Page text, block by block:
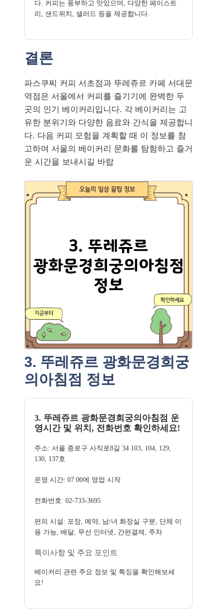
다. 커피는 풍부하고 맛있으며, 다양한 페이스트
리, 샌드위치, 샐러드 등을 제공합니다.
결론
파스쿠찌 커피 서초점과 뚜레쥬르 카페 서대문
역점은 서울에서 커피를 즐기기에 완벽한 두
곳의 인기 베이커리입니다. 각 베이커리는 고
유한 분위기와 다양한 음료와 간식을 제공합니
다. 다음 커피 모험을 계획할 때 이 정보를 참
고하여 서울의 베이커리 문화를 탐험하고 즐거
운 시간을 보내시길 바랍
3. 뚜레쥬르 광화문경희궁
의아침점 정보
3. 뚜레쥬르 광화문경희궁의아침점 운
영시간 및 위치, 전화번호 확인하세요!
주소: 서울 종로구 사직로8길 34 103, 104, 129,
130, 137호
운영 시간: 07:00에 영업 시작
전화번호: 02-733-3695
편의 시설: 포장, 예약, 남/녀 화장실 구분, 단체 이
용 가능, 배달, 무선 인터넷, 간편결제, 주차
특이사항 및 주요 포인트
베이커리 관련 주요 정보 및 특징을 확인해보세
요!